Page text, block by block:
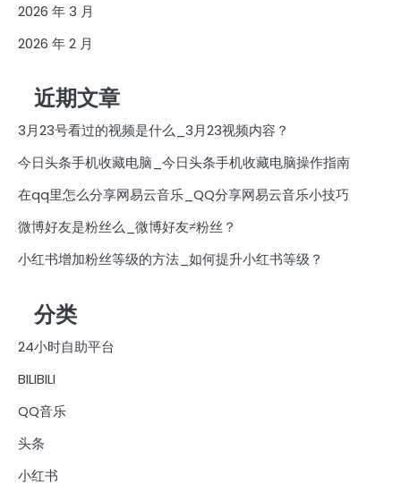
2026 年 3 月
2026 年 2 月
近期文章
3月23号看过的视频是什么_3月23视频内容？
今日头条手机收藏电脑_今日头条手机收藏电脑操作指南
在qq里怎么分享网易云音乐_QQ分享网易云音乐小技巧
微博好友是粉丝么_微博好友≠粉丝？
小红书增加粉丝等级的方法_如何提升小红书等级？
分类
24小时自助平台
BILIBILI
QQ音乐
头条
小红书